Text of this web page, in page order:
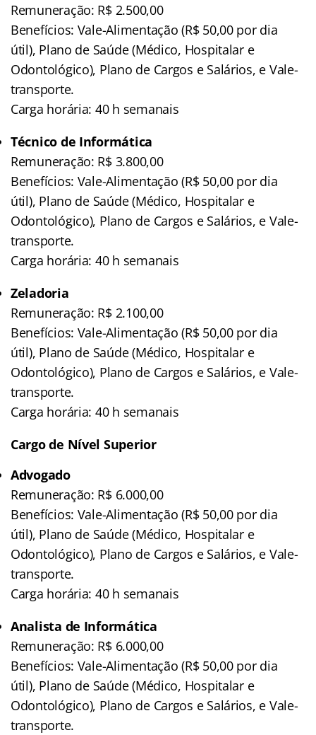
Remuneração: R$ 2.500,00
Benefícios: Vale-Alimentação (R$ 50,00 por dia
útil), Plano de Saúde (Médico, Hospitalar e
Odontológico), Plano de Cargos e Salários, e Vale-
transporte.
Carga horária: 40 h semanais
Técnico de Informática
Remuneração: R$ 3.800,00
Benefícios: Vale-Alimentação (R$ 50,00 por dia
útil), Plano de Saúde (Médico, Hospitalar e
Odontológico), Plano de Cargos e Salários, e Vale-
transporte.
Carga horária: 40 h semanais
Zeladoria
Remuneração: R$ 2.100,00
Benefícios: Vale-Alimentação (R$ 50,00 por dia
útil), Plano de Saúde (Médico, Hospitalar e
Odontológico), Plano de Cargos e Salários, e Vale-
transporte.
Carga horária: 40 h semanais
Cargo de Nível Superior
Advogado
Remuneração: R$ 6.000,00
Benefícios: Vale-Alimentação (R$ 50,00 por dia
útil), Plano de Saúde (Médico, Hospitalar e
Odontológico), Plano de Cargos e Salários, e Vale-
transporte.
Carga horária: 40 h semanais
Analista de Informática
Remuneração: R$ 6.000,00
Benefícios: Vale-Alimentação (R$ 50,00 por dia
útil), Plano de Saúde (Médico, Hospitalar e
Odontológico), Plano de Cargos e Salários, e Vale-
transporte.